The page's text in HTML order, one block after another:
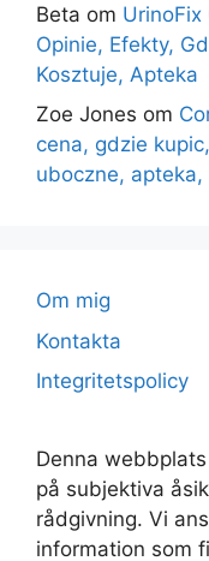
Beta om UrinoFix
Opinie, Efekty,
Kosztuje, Apteka
Zoe Jones om
cena, gdzie
uboczne, apteka,
Om mig
Kontakta
Integritetspolicy
Denna
på subjektiva
rådgivning. Vi
information som